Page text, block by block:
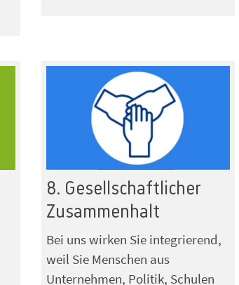
8. Gesellschaftlicher
Zusammenhalt
Bei uns wirken Sie integrierend,
weil Sie Menschen aus
Unternehmen, Politik, Schulen